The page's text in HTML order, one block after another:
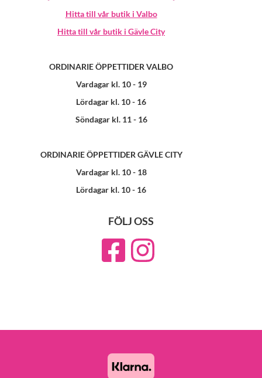
Hitta till vår butik i Valbo
Hitta till vår butik i Gävle City
ORDINARIE ÖPPETTIDER VALBO
Vardagar kl. 10 - 19
Lördagar kl. 10 - 16
Söndagar kl. 11 - 16
ORDINARIE ÖPPETTIDER GÄVLE CITY
Vardagar kl. 10 - 18
Lördagar kl. 10 - 16
FÖLJ OSS